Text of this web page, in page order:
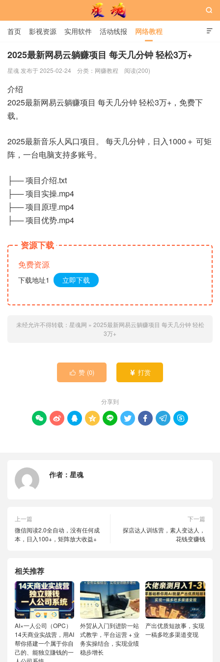

首页 影视资源 实用软件 活动线报 网络教程
用户中心 书籍 娱乐

2025最新网易云躺赚项目 每天几分钟 轻松3万+
星魂 发布于 2025-02-24 分类： 网赚教程 阅读(200)
介绍
2025最新网易云躺赚项目 每天几分钟 轻松3万+，免费下
载。
2025最新音乐人风口项目。 每天几分钟，日入1000＋ 可矩
阵，一台电脑支持多账号。
├── 项目介绍.txt
├── 项目实操.mp4
├── 项目原理.mp4
├── 项目优势.mp4
资源下载
免费资源
下载地址1 立即下载
未经允许不得转载： 星魂网 » 2025最新网易云躺赚项目 每天几分钟 轻松
3万+
 赞 (0)  打赏
分享到
        
作者： 星魂
上一篇
微信阅读2.0全自动，没有任何成
本，日入100+，矩阵放大收益+
下一篇
探店达人训练营，素人变达人，
花钱变赚钱
相关推荐
AI×一人公司（OPC）
14天商业实战营，用AI
帮你搭建一个属于你自
己的、能独立賺钱的一
外贸从入门到进阶一站
式教学，平台运营 + 业
务实操结合，实现业绩
稳步增长
产出优质短故事，实现
一稿多吃多渠道变现